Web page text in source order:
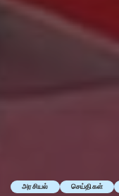
அரசியல் செய்திகள்